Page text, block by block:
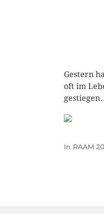
Gestern
oft im
In RAAM